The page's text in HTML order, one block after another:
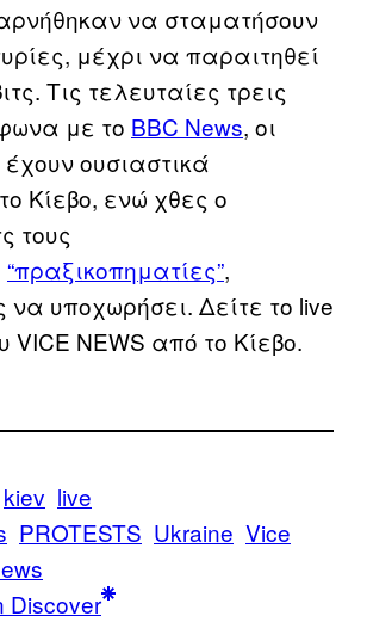
αρνήθηκαν να σταματήσουν
μέχρι να παραιτηθεί
Τις τελευταίες τρεις
με το BBC News, οι
ουσιαστικά
Κίεβο, ενώ χθες ο
τους
“πραξικοπηματίες”,
υποχωρήσει. Δείτε το live
VICE NEWS από το Κίεβο.
kiev live
PROTESTS Ukraine Vice
Discover